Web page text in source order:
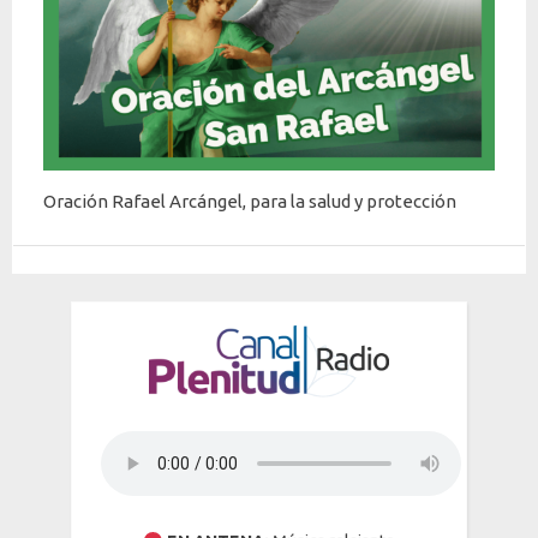
Arcángel
Oración Rafael Arcángel, para la salud y protección
Vídeos recomendados